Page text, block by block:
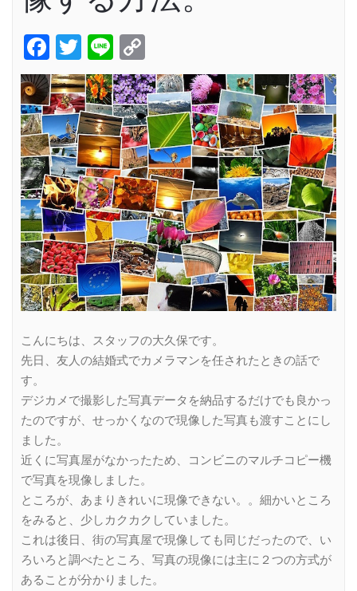
Facebook
Twitter
Line
Link
こんにちは、スタッフの大久保です。
先日、友人の結婚式でカメラマンを任されたときの話で
す。
デジカメで撮影した写真データを納品するだけでも良かっ
たのですが、せっかくなので現像した写真も渡すことにし
ました。
近くに写真屋がなかったため、コンビニのマルチコピー機
で写真を現像しました。
ところが、あまりきれいに現像できない。。細かいところ
をみると、少しカクカクしていました。
これは後日、街の写真屋で現像しても同じだったので、い
ろいろと調べたところ、写真の現像には主に２つの方式が
あることが分かりました。